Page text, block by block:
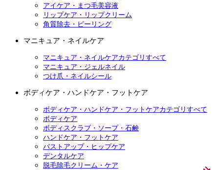
アイケア・まつ毛美容液
リップケア・リップクリーム
角質除去・ピーリング
マニキュア・ネイルケア
マニキュア・ネイルケアカテゴリすべて
マニキュア・ジェルネイル
つけ爪・ネイルシール
ボディケア・ハンドケア・フットケア
ボディケア・ハンドケア・フットケアカテゴリすべて
ボディケア
ボディスクラブ・ソープ・石鹸
ハンドケア・フットケア
バストアップ・ヒップケア
デンタルケア
脱毛除毛クリーム・ケア